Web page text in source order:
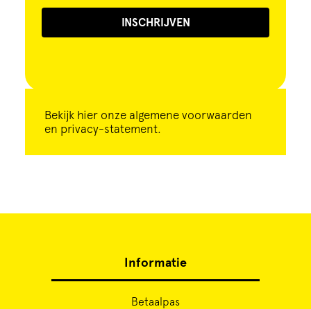
INSCHRIJVEN
Bekijk hier onze algemene voorwaarden
en privacy-statement.
Informatie
Betaalpas